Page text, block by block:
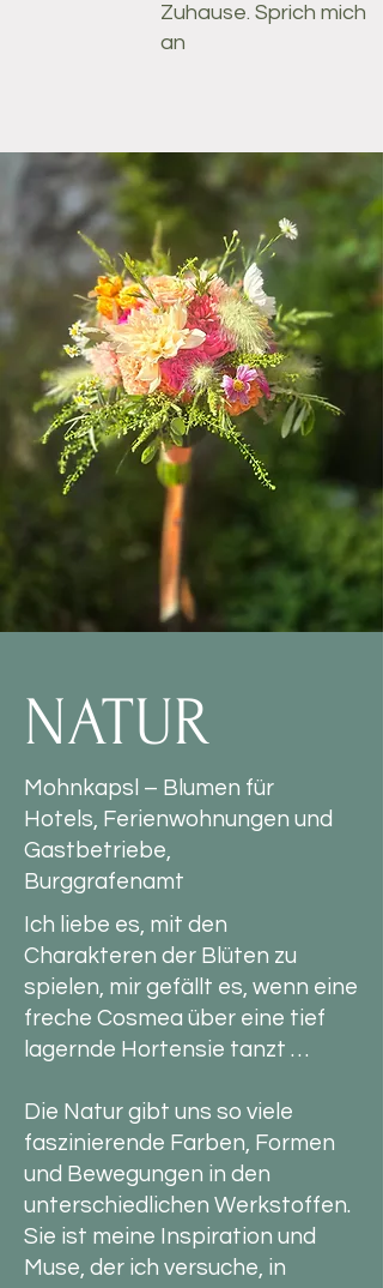
Zuhause. Sprich mich
an
NATUR
Mohnkapsl – Blumen für
Hotels, Ferienwohnungen und
Gastbetriebe,
Burggrafenamt
Ich liebe es, mit den
Charakteren der Blüten zu
spielen, mir gefällt es, wenn eine
freche Cosmea über eine tief
lagernde Hortensie tanzt …
Die Natur gibt uns so viele
faszinierende Farben, Formen
und Bewegungen in den
unterschiedlichen Werkstoffen.
Sie ist meine Inspiration und
Muse, der ich versuche, in